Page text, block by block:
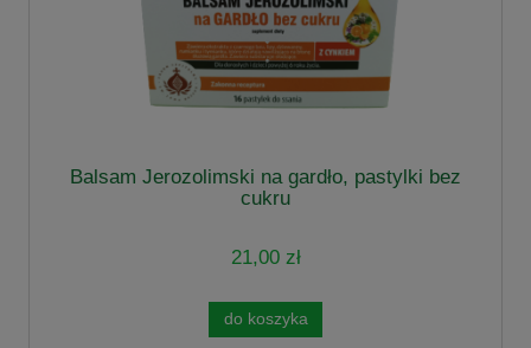
Balsam Jerozolimski na gardło, pastylki bez
cukru
21,00 zł
do koszyka